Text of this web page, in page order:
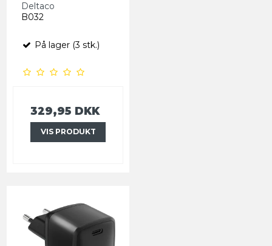
Deltaco
B032
På lager (3 stk.)
329,95 DKK
VIS PRODUKT